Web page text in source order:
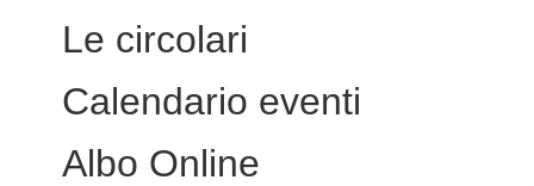
Le circolari
Calendario eventi
Albo Online